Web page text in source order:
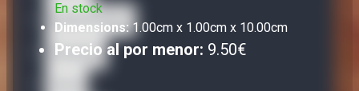
Sweet Dreams
SweetUp
En stock
Dimensions: 1.00cm x 1.00cm x 10.00cm
Precio al por menor: 9.50€